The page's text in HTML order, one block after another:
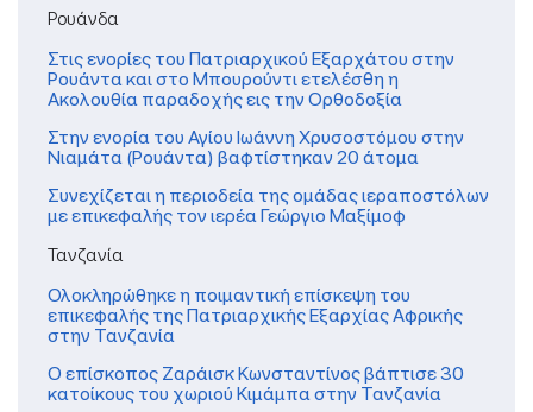
Ρουάνδα
Στις ενορίες του Πατριαρχικού Εξαρχάτου στην
Ρουάντα και στο Μπουρούντι ετελέσθη η
Ακολουθία παραδοχής εις την Ορθοδοξία
Στην ενορία του Αγίου Ιωάννη Χρυσοστόμου στην
Νιαμάτα (Ρουάντα) βαφτίστηκαν 20 άτομα
Συνεχίζεται η περιοδεία της ομάδας ιεραποστόλων
με επικεφαλής τον ιερέα Γεώργιο Μαξίμοφ
Τανζανία
Ολοκληρώθηκε η ποιμαντική επίσκεψη του
επικεφαλής της Πατριαρχικής Εξαρχίας Αφρικής
στην Τανζανία
Ο επίσκοπος Ζαράισκ Κωνσταντίνος βάπτισε 30
κατοίκους του χωριού Κιμάμπα στην Τανζανία